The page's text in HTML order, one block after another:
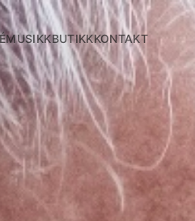
MUSIKKBUTIKKKONTAKT